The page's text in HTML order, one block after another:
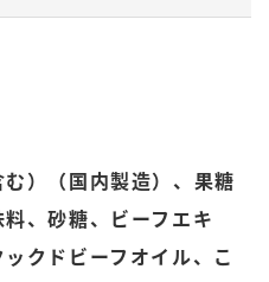
ていること
）（国内製造）、果糖
、砂糖、ビーフエキ
クドビーフオイル、こ